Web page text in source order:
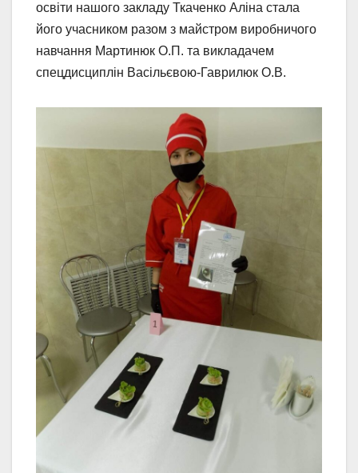
освіти нашого закладу Ткаченко Аліна стала
його учасником разом з майстром виробничого
навчання Мартинюк О.П. та викладачем
спецдисциплін Васільєвою-Гаврилюк О.В.